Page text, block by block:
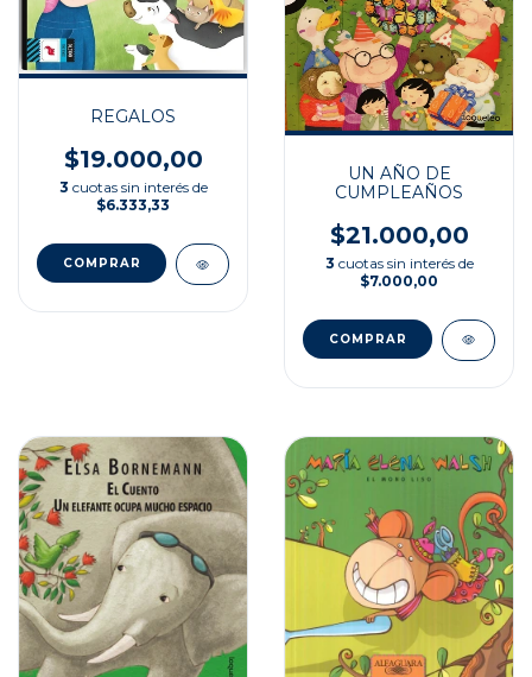
REGALOS
$19.000,00
3 cuotas sin interés de
$6.333,33
UN AÑO DE
CUMPLEAÑOS
$21.000,00
3 cuotas sin interés de
$7.000,00